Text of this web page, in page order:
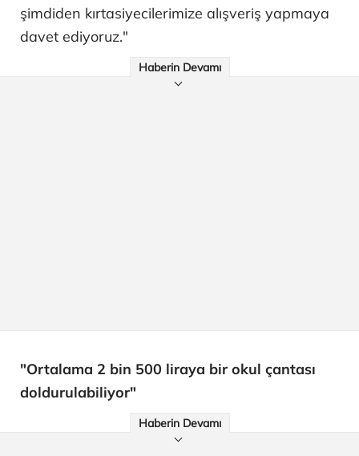
şimdiden kırtasiyecilerimize alışveriş yapmaya
davet ediyoruz."
Haberin Devamı
"Ortalama 2 bin 500 liraya bir okul çantası
doldurulabiliyor"
Haberin Devamı